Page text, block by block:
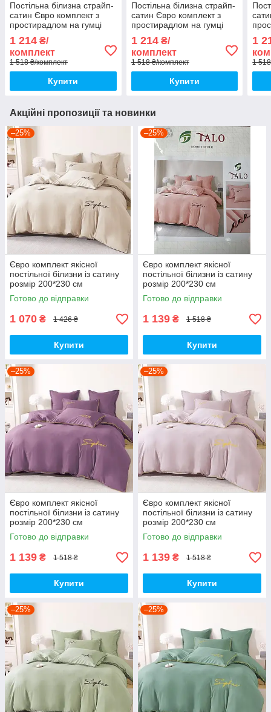
Постільна білизна страйп-
сатин Євро комплект з
простирадлом на гумці
180*200+25см, Тканина -
Бавовна
1 214 ₴/
комплект
1 518 ₴/комплект
Купити
Постільна білизна страйп-
сатин Євро комплект з
простирадлом на гумці
180*200+25см, Тканина -
Бавовна
1 214₴/
комплект
1 518 ₴/комплект
Купити
1
1
Акційні пропозиції та новинки
–25%
Євро комплект якісної
постільної білизни із сатину
розмір 200*230 см
Готово до відправки
1 070 ₴ 1 426 ₴
Купити
–25%
Євро комплект якісної
постільної білизни із сатину
розмір 200*230 см
Готово до відправки
1 139 ₴ 1 518 ₴
Купити
–25%
Євро комплект якісної
постільної білизни із сатину
розмір 200*230 см
Готово до відправки
1 139 ₴ 1 518 ₴
Купити
–25%
Євро комплект якісної
постільної білизни із сатину
розмір 200*230 см
Готово до відправки
1 139 ₴ 1 518 ₴
Купити
–25% –25%